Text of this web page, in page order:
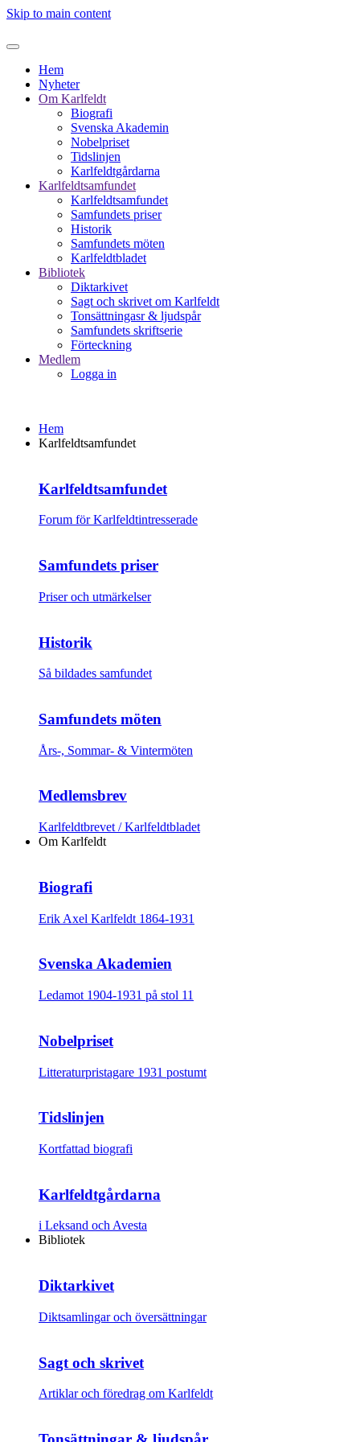
Skip to main content
Hem
Nyheter
Om Karlfeldt
Biografi
Svenska Akademin
Nobelpriset
Tidslinjen
Karlfeldtgårdarna
Karlfeldtsamfundet
Karlfeldtsamfundet
Samfundets priser
Historik
Samfundets möten
Karlfeldtbladet
Bibliotek
Diktarkivet
Sagt och skrivet om Karlfeldt
Tonsättningasr & ljudspår
Samfundets skriftserie
Förteckning
Medlem
Logga in
Hem
Karlfeldtsamfundet
Karlfeldtsamfundet
Forum för Karlfeldtintresserade
Samfundets priser
Priser och utmärkelser
Historik
Så bildades samfundet
Samfundets möten
Års-, Sommar- & Vintermöten
Medlemsbrev
Karlfeldtbrevet / Karlfeldtbladet
Om Karlfeldt
Biografi
Erik Axel Karlfeldt 1864-1931
Svenska Akademien
Ledamot 1904-1931 på stol 11
Nobelpriset
Litteraturpristagare 1931 postumt
Tidslinjen
Kortfattad biografi
Karlfeldtgårdarna
i Leksand och Avesta
Bibliotek
Diktarkivet
Diktsamlingar och översättningar
Sagt och skrivet
Artiklar och föredrag om Karlfeldt